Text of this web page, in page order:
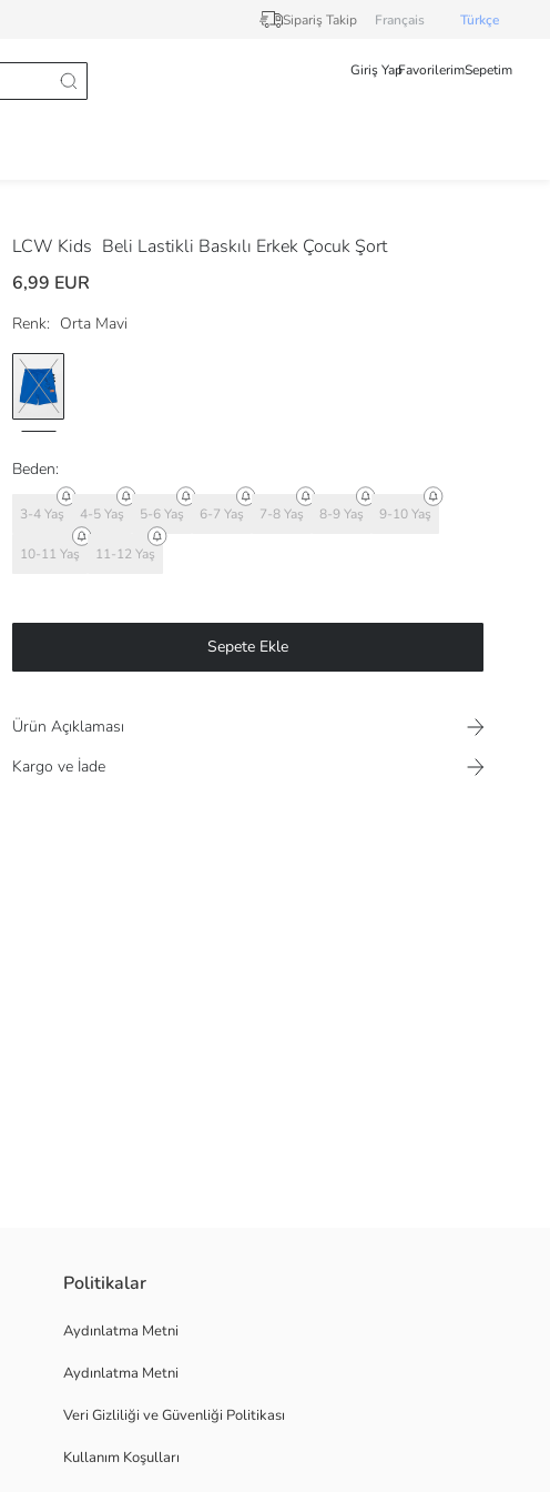
Sipariş Takip Français Türkçe
Giriş YapFavorilerimSepetim
LCW Kids Beli Lastikli Baskılı Erkek Çocuk Şort
6,99 EUR
Renk: Orta Mavi
Beden:
3-4 Yaş 4-5 Yaş 5-6 Yaş 6-7 Yaş 7-8 Yaş 8-9 Yaş 9-10 Yaş
10-11 Yaş 11-12 Yaş
Sepete Ekle
Ürün Açıklaması
Kargo ve İade
Politikalar
Aydınlatma Metni
Aydınlatma Metni
Veri Gizliliği ve Güvenliği Politikası
Kullanım Koşulları